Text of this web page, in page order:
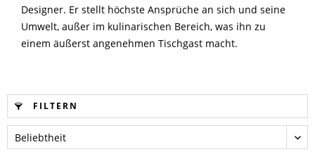
Designer. Er stellt höchste Ansprüche an sich und seine
Umwelt, außer im kulinarischen Bereich, was ihn zu
einem äußerst angenehmen Tischgast macht.
FILTERN